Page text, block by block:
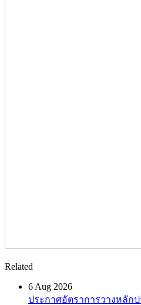
Related
6 Aug 2026
ประกาศอัตราการวางหลั